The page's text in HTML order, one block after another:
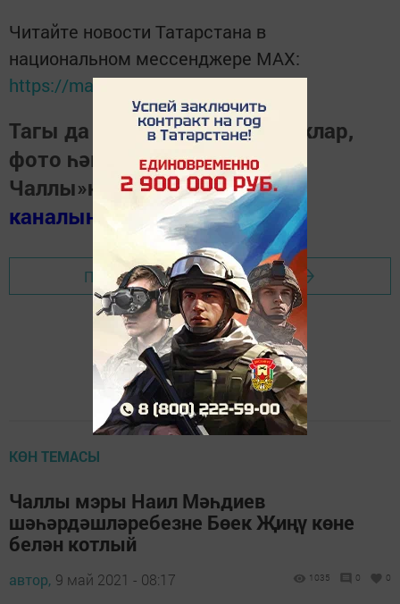
Читайте новости Татарстана в
национальном мессенджере MАХ:
https://max.ru/tatmedia
Тагы да кызыклырак яңалыклар,
фото һәм видеолар «Шәһри
Чаллы»ның MAX
каналында
(язылыгыз).
Перейти на страницу новости
КӨН ТЕМАСЫ
Чаллы мэры Наил Мәһдиев
шәһәрдәшләребезне Бөек Җиңү көне
белән котлый
автор, 9 май 2021 - 08:17 1035 0 0